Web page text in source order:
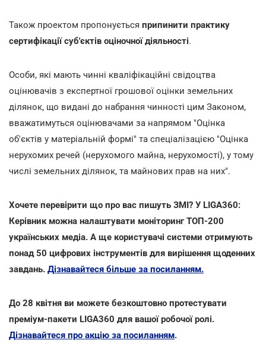
Також проектом пропонується припинити практику
сертифікації суб'єктів оціночної діяльності.
Особи, які мають чинні кваліфікаційні свідоцтва
оцінювачів з експертної грошової оцінки земельних
ділянок, що видані до набрання чинності цим Законом,
вважатимуться оцінювачами за напрямом "Оцінка
об'єктів у матеріальній формі" та спеціалізацією "Оцінка
нерухомих речей (нерухомого майна, нерухомості), у тому
числі земельних ділянок, та майнових прав на них".
Хочете перевірити що про вас пишуть ЗМІ? У LIGA360:
Керівник можна налаштувати моніторинг ТОП-200
українських медіа. А ще користувачі системи отримують
понад 50 цифрових інструментів для вирішення щоденних
завдань. Дізнавайтеся більше за посиланням.
До 28 квітня ви можете безкоштовно протестувати
преміум-пакети LIGA360 для вашої робочої ролі.
Дізнавайтеся про акцію за посиланням.